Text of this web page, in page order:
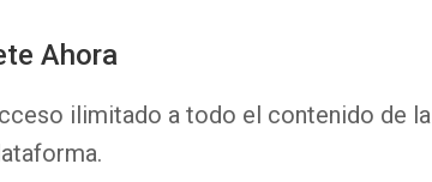
Ahora
ilimitado a todo el contenido de la